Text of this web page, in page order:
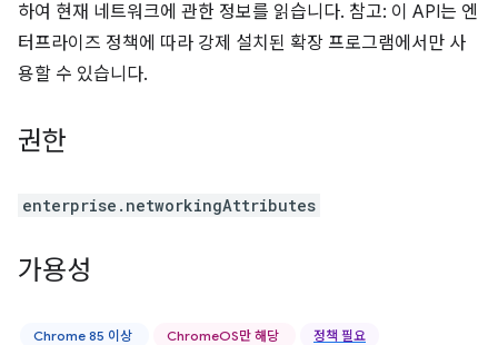
하여 현재 네트워크에 관한 정보를 읽습니다. 참고: 이 API는 엔
터프라이즈 정책에 따라 강제 설치된 확장 프로그램에서만 사
용할 수 있습니다.
권한
enterprise.networkingAttributes
가용성
Chrome 85 이상 ChromeOS만 해당 정책 필요